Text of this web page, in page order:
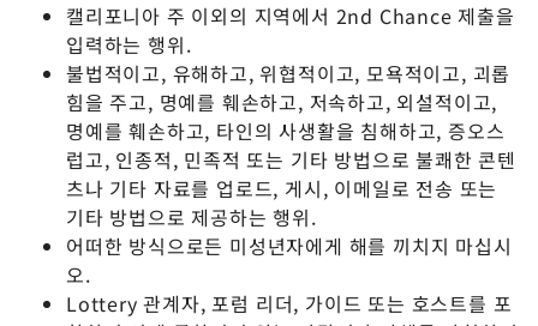
캘리포니아 주 이외의 지역에서 2nd Chance 제출을
입력하는 행위.
불법적이고, 유해하고, 위협적이고, 모욕적이고, 괴롭
힘을 주고, 명예를 훼손하고, 저속하고, 외설적이고,
명예를 훼손하고, 타인의 사생활을 침해하고, 증오스
럽고, 인종적, 민족적 또는 기타 방법으로 불쾌한 콘텐
츠나 기타 자료를 업로드, 게시, 이메일로 전송 또는
기타 방법으로 제공하는 행위.
어떠한 방식으로든 미성년자에게 해를 끼치지 마십시
오.
Lottery 관계자, 포럼 리더, 가이드 또는 호스트를 포